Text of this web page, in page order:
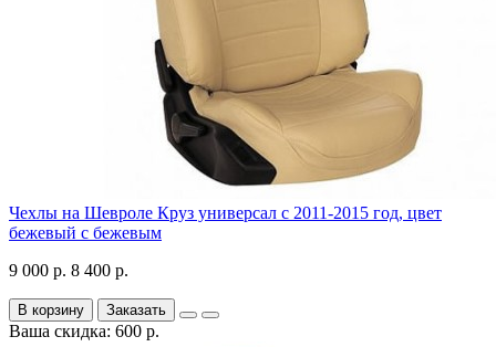
Чехлы на Шевроле Круз универсал с 2011-2015 год, цвет
бежевый с бежевым
9 000 р. 8 400 р.
В корзину Заказать
Ваша скидка: 600 р.